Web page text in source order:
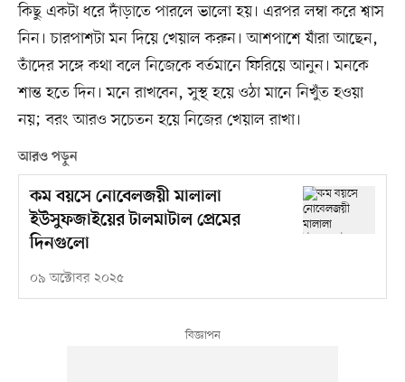
কিছু একটা ধরে দাঁড়াতে পারলে ভালো হয়। এরপর লম্বা করে শ্বাস
নিন। চারপাশটা মন দিয়ে খেয়াল করুন। আশপাশে যাঁরা আছেন,
তাঁদের সঙ্গে কথা বলে নিজেকে বর্তমানে ফিরিয়ে আনুন। মনকে
শান্ত হতে দিন। মনে রাখবেন, সুস্থ হয়ে ওঠা মানে নিখুঁত হওয়া
নয়; বরং আরও সচেতন হয়ে নিজের খেয়াল রাখা।
আরও পড়ুন
কম বয়সে নোবেলজয়ী মালালা
ইউসুফজাইয়ের টালমাটাল প্রেমের
দিনগুলো
০৯ অক্টোবর ২০২৫